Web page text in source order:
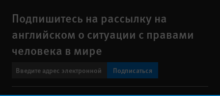
Подпишитесь на рассылку на
английском о ситуации с правами
человека в мире
Подписаться